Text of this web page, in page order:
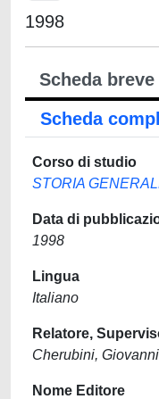
1998
Scheda breve
Scheda
Corso di studio
STORIA
Data di
1998
Lingua
Italiano
Relatore,
Cherubini, Giovanni
Nome Editore